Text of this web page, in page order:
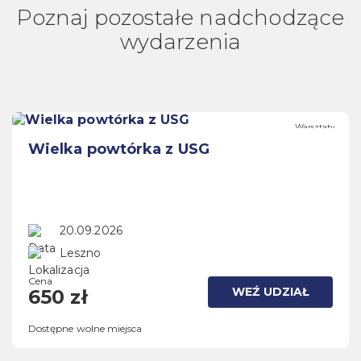
Poznaj pozostałe nadchodzące
wydarzenia
Warsztaty
Wielka powtórka z USG
20.09.2026
Leszno
Cena
650 zł WEŹ UDZIAŁ
Dostępne wolne miejsca